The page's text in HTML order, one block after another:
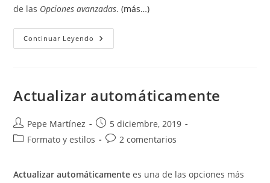
de las Opciones avanzadas.(más…)
Continuar Leyendo Preguntar
Si
Word
Actualizar automáticamente
Autor
de
Pepe Martínez
Publicación
de
5 diciembre, 2019
Categoría
entrada:
Formato y estilos
Comentarios
entrada:
2 comentarios
Actualizar automáticamente es una de las opciones más